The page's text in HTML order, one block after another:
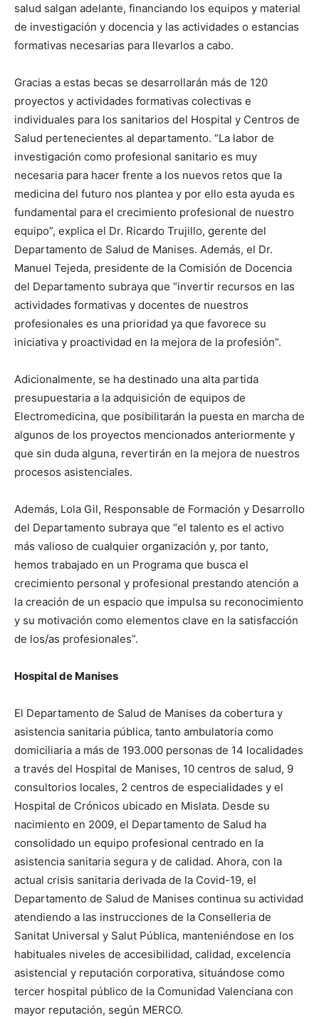
salud salgan adelante, financiando los equipos y material
de investigación y docencia y las actividades o estancias
formativas necesarias para llevarlos a cabo.
Gracias a estas becas se desarrollarán más de 120
proyectos y actividades formativas colectivas e
individuales para los sanitarios del Hospital y Centros de
Salud pertenecientes al departamento. “La labor de
investigación como profesional sanitario es muy
necesaria para hacer frente a los nuevos retos que la
medicina del futuro nos plantea y por ello esta ayuda es
fundamental para el crecimiento profesional de nuestro
equipo”, explica el Dr. Ricardo Trujillo, gerente del
Departamento de Salud de Manises. Además, el Dr.
Manuel Tejeda, presidente de la Comisión de Docencia
del Departamento subraya que “invertir recursos en las
actividades formativas y docentes de nuestros
profesionales es una prioridad ya que favorece su
iniciativa y proactividad en la mejora de la profesión”.
Adicionalmente, se ha destinado una alta partida
presupuestaria a la adquisición de equipos de
Electromedicina, que posibilitarán la puesta en marcha de
algunos de los proyectos mencionados anteriormente y
que sin duda alguna, revertirán en la mejora de nuestros
procesos asistenciales.
Además, Lola Gil, Responsable de Formación y Desarrollo
del Departamento subraya que “el talento es el activo
más valioso de cualquier organización y, por tanto,
hemos trabajado en un Programa que busca el
crecimiento personal y profesional prestando atención a
la creación de un espacio que impulsa su reconocimiento
y su motivación como elementos clave en la satisfacción
de los/as profesionales”.
Hospital de Manises
El Departamento de Salud de Manises da cobertura y
asistencia sanitaria pública, tanto ambulatoria como
domiciliaria a más de 193.000 personas de 14 localidades
a través del Hospital de Manises, 10 centros de salud, 9
consultorios locales, 2 centros de especialidades y el
Hospital de Crónicos ubicado en Mislata. Desde su
nacimiento en 2009, el Departamento de Salud ha
consolidado un equipo profesional centrado en la
asistencia sanitaria segura y de calidad. Ahora, con la
actual crisis sanitaria derivada de la Covid-19, el
Departamento de Salud de Manises continua su actividad
atendiendo a las instrucciones de la Conselleria de
Sanitat Universal y Salut Pública, manteniéndose en los
habituales niveles de accesibilidad, calidad, excelencia
asistencial y reputación corporativa, situándose como
tercer hospital público de la Comunidad Valenciana con
mayor reputación, según MERCO.